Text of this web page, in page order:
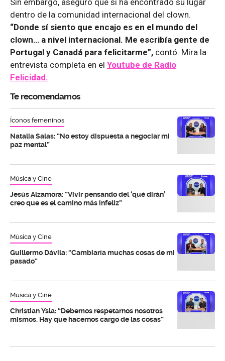
dentro de la comunidad internacional del clown.
“Donde sí siento que encajo es en el mundo del
clown… a nivel internacional. Me escribía gente de
Portugal y Canadá para felicitarme”, contó. Mira la
entrevista completa en el Youtube de Radio
Felicidad.
Te recomendamos
Íconos femeninos
Natalia Salas: “No estoy dispuesta a negociar mi
paz mental”
Música y Cine
Jesús Alzamora: “Vivir pensando del ‘qué dirán’
creo que es el camino más infeliz”
Música y Cine
Guillermo Dávila: “Cambiaría muchas cosas de mi
pasado”
Música y Cine
Christian Ysla: “Debemos respetarnos nosotros
mismos. Hay que hacernos cargo de las cosas”